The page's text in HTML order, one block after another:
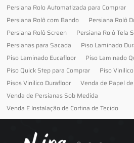
Persiana Rolo Automatizada para Comprar
Persiana Rolô com Bando
Persiana Rolô
Persiana Rolô Screen
Persiana Rolô Tela
Persianas para Sacada
Piso Laminado
Piso Laminado Eucafloor
Piso Laminado
Piso Quick Step para Comprar
Piso
Pisos Vinilico Durafloor
Venda de Papel
Venda de Persianas Sob Medida
Venda E Instalação de Cortina de Tecido